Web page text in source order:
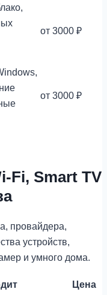
от 3000 ₽
от 3000 ₽
Fi, Smart TV
провайдера,
устройств,
и умного дома.
Цена